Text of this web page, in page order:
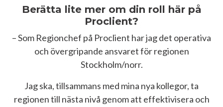
Berätta lite mer om din roll här på
Proclient?
– Som Regionchef på Proclient har jag det operativa
och övergripande ansvaret för regionen
Stockholm/norr.
Jag ska, tillsammans med mina nya kollegor, ta
regionen till nästa nivå genom att effektivisera och